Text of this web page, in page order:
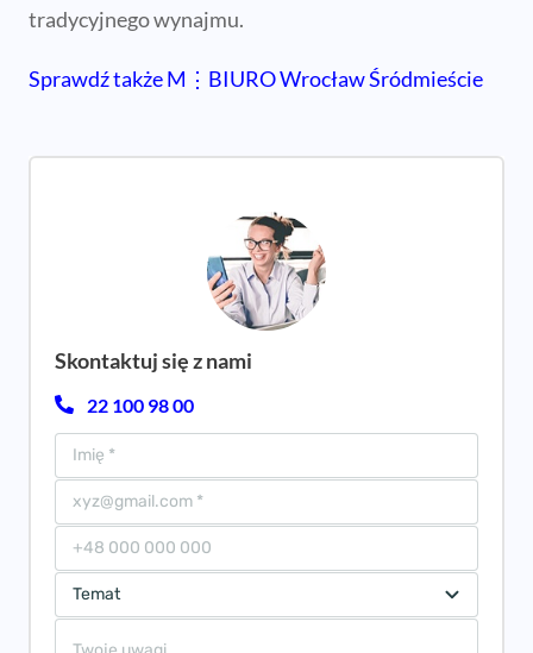
tradycyjnego wynajmu.
Sprawdź także M⋮BIURO Wrocław Śródmieście
Skontaktuj się z nami
22 100 98 00